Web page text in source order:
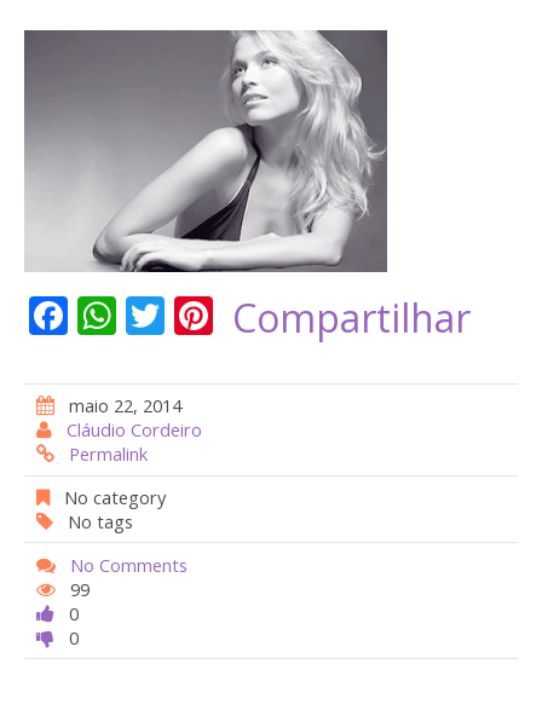
F
e
b
o
o
k
W
at
s
A
p
p
T
itt
er
Pi
er
st
Compartilhar
maio 22, 2014
Cláudio Cordeiro
Permalink
No category
No tags
No Comments
99
0
0